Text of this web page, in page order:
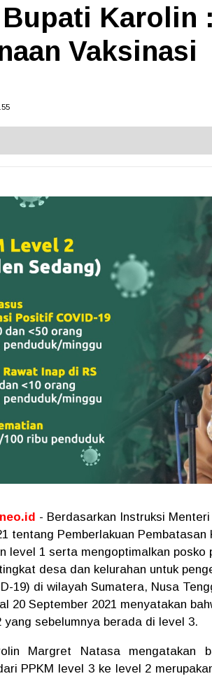
Karolin
Vaksinasi
- Berdasarkan Instruksi
tentang Pemberlakuan
level 1 serta mengoptimalkan posko
desa dan kelurahan untuk
19) di wilayah Sumatera, Nusa
20 September 2021 menyatakan
yang sebelumnya berada di level 3.
Margret Natasa mengatakan
PPKM level 3 ke level 2